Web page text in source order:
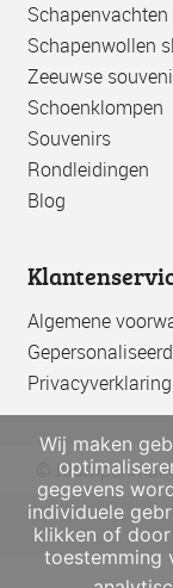
Schapenvachten
Schapenwollen
Zeeuwse
Schoenklompen
Souvenirs
Rondleidingen
Blog
Algemene
Privacyverklaring
©
Wij maken
gegevens
individuele
klikken of
toestemming